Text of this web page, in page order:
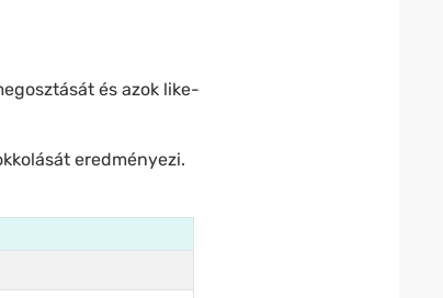
és azok like-
eredményezi.